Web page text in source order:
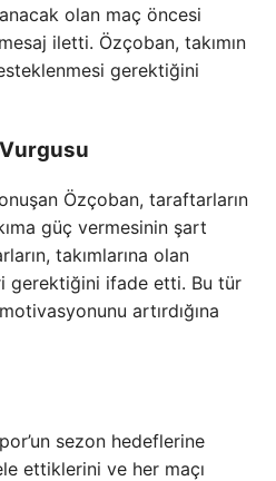
olan maç öncesi
iletti. Özçoban, takımın
gerektiğini
Özçoban, taraftarların
güç vermesinin şart
takımlarına olan
gerektiğini ifade etti. Bu tür
artırdığına
sezon hedeflerine
ettiklerini ve her maçı